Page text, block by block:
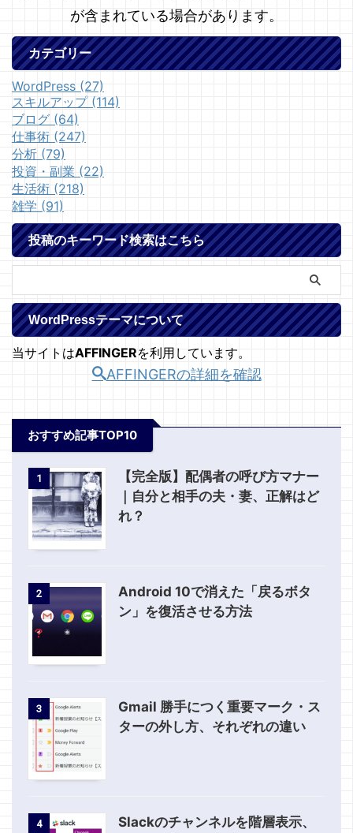
が含まれている場合があります。
カテゴリー
WordPress (27)
スキルアップ (114)
ブログ (64)
仕事術 (247)
分析 (79)
投資・副業 (22)
生活術 (218)
雑学 (91)
投稿のキーワード検索はこちら
WordPressテーマについて
当サイトはAFFINGERを利用しています。
AFFINGERの詳細を確認
おすすめ記事TOP10
1
【完全版】配偶者の呼び方マナー
｜自分と相手の夫・妻、正解はど
れ？
2
Android 10で消えた「戻るボタ
ン」を復活させる方法
3
Gmail 勝手につく重要マーク・ス
ターの外し方、それぞれの違い
4
Slackのチャンネルを階層表示、